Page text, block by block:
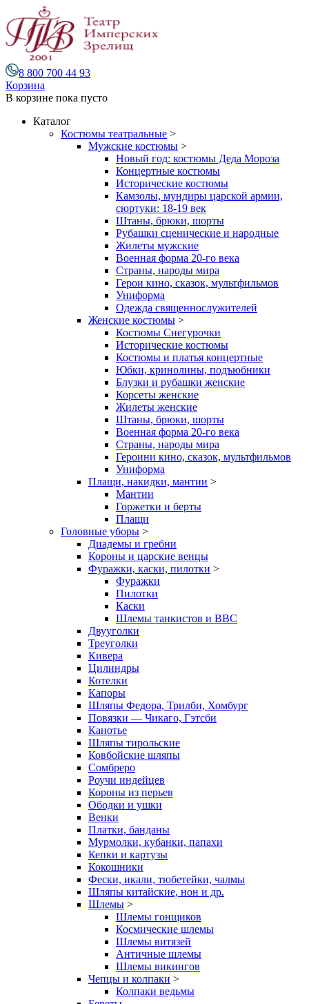
8 800 700 44 93
Корзина
В корзине пока пусто
Каталог
Костюмы театральные >
Мужские костюмы >
Новый год: костюмы Деда Мороза
Концертные костюмы
Исторические костюмы
Камзолы, мундиры царской армии,
сюртуки: 18-19 век
Штаны, брюки, шорты
Рубашки сценические и народные
Жилеты мужские
Военная форма 20-го века
Страны, народы мира
Герои кино, сказок, мультфильмов
Униформа
Одежда священнослужителей
Женские костюмы >
Костюмы Снегурочки
Исторические костюмы
Костюмы и платья концертные
Юбки, кринолины, подъюбники
Блузки и рубашки женские
Корсеты женские
Жилеты женские
Штаны, брюки, шорты
Военная форма 20-го века
Страны, народы мира
Героини кино, сказок, мультфильмов
Униформа
Плащи, накидки, мантии >
Мантии
Горжетки и берты
Плащи
Головные уборы >
Диадемы и гребни
Короны и царские венцы
Фуражки, каски, пилотки >
Фуражки
Пилотки
Каски
Шлемы танкистов и ВВС
Двууголки
Треуголки
Кивера
Цилиндры
Котелки
Капоры
Шляпы Федора, Трилби, Хомбург
Повязки — Чикаго, Гэтсби
Канотье
Шляпы тирольские
Ковбойские шляпы
Сомбреро
Роучи индейцев
Короны из перьев
Ободки и ушки
Венки
Платки, банданы
Мурмолки, кубанки, папахи
Кепки и картузы
Кокошники
Фески, икали, тюбетейки, чалмы
Шляпы китайские, нон и др.
Шлемы >
Шлемы гонщиков
Космические шлемы
Шлемы витязей
Античные шлемы
Шлемы викингов
Чепцы и колпаки >
Колпаки ведьмы